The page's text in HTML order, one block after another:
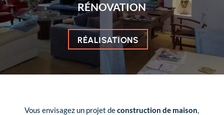
RÉNOVATION
RÉALISATIONS
Vous envisagez un projet deconstruction de maison,